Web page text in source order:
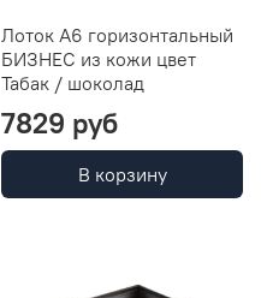
Лоток А6 горизонтальный
БИЗНЕС из кожи цвет
Табак / шоколад
7829 руб
В корзину